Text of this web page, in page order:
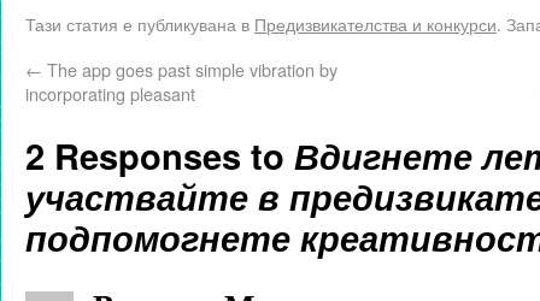
Тази статия е публикувана в Предизвикателства и конкурси.
← The app goes past simple vibration by
incorporating pleasant
2 Responses to Вдигнете
участвайте в
подпомогнете